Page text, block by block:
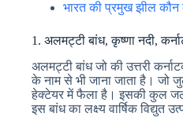
भारत की प्रमुख झील कौन
1. अलमट्टी बांध, कृष्णा नदी,
अलमट्टी बांध जो की उत्तरी
के नाम से भी जाना जाता है। जो
हेक्टेयर में फैला है। इसकी कुल जल
इस बांध का लक्ष्य वार्षिक विद्युत